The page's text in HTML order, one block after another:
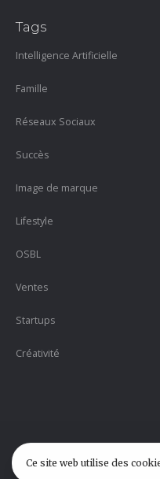
Tags
Intelligence Artificielle
Famille
Réseaux Sociaux
Succès
Image de marque
Lifestyle
OSBL
Ventes
Startups
Créativité
Version 2.1 | Politique de